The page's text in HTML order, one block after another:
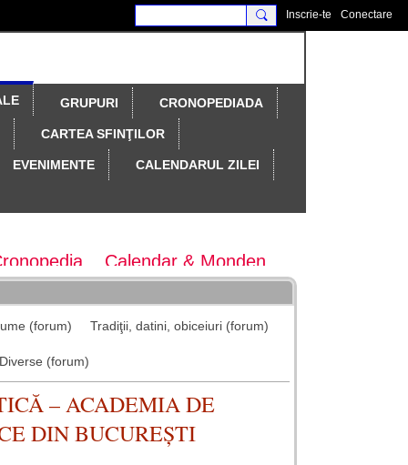
Inscrie-te Conectare
GRUPURI CRONOPEDIADA
CARTEA SFINŢILOR
EVENIMENTE CALENDARUL ZILEI
Calendar & Monden
maratonul colindelor
(forum) Tradiţii, datini, obiceiuri (forum)
Diverse (forum)
– ACADEMIA DE
DIN BUCUREȘTI